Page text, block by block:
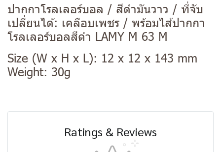
ปากกาโรลเลอร์บอล / สีดำมันวาว / ที่จับ
เปลี่ยนได้: เคลือบเพชร / พร้อมไส้ปากกา
โรลเลอร์บอลสีดำ LAMY M 63 M
Size (W x H x L): 12 x 12 x 143 mm
Weight: 30g
Ratings & Reviews